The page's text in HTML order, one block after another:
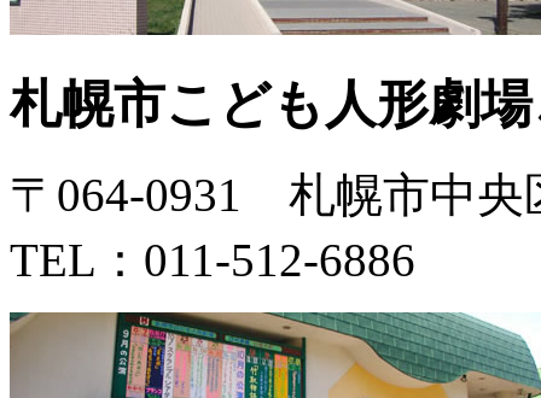
札幌市こども人形劇
〒064-0931 札幌市中央
TEL：011-512-6886